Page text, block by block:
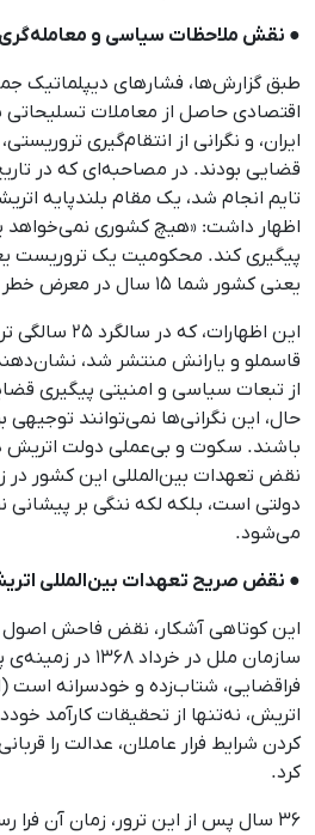
● نقش ملاحظات سیاسی و معامله‌گری
طبق گزارش‌ها، فشارهای دیپلماتیک
ایران، و نگرانی از انتقام‌گیری
تایم انجام شد، یک مقام بلندپایه
اظهار داشت: «هیچ کشوری نمی‌خواهد
یعنی کشور شما ۱۵ سال در معرض خطر حملات تروریستی است.»
این اظهارات، که
قاسملو و یارانش منتشر شد،
از تبعات سیاسی و امنیتی پیگیری
حال، این نگرانی‌ها نمی‌توانند
باشند. سکوت و بی‌عملی دولت اتریش
نقض تعهدات بین‌المللی این کشور در
دولتی است، بلکه لکه ننگی بر
می‌شود.
● نقض صریح تعهدات بین‌المللی
این کوتاهی آشکار، نقض فاحش
سازمان ملل در
اتریش، نه‌تنها از تحقیقات کارآمد
کردن شرایط فرار عاملان، عدالت را
کرد.
۳۶ سال پس از این ترور، زمان آن